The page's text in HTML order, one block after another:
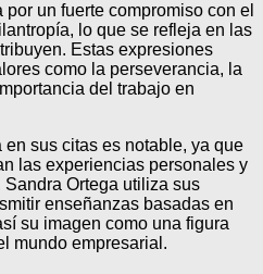
un fuerte compromiso con el
lo que se refleja en las
Estas expresiones
como la perseverancia, la
del trabajo en
sus citas es notable, ya que
las experiencias personales y
Ortega utiliza sus
enseñanzas basadas en
su imagen como una figura
mundo empresarial.